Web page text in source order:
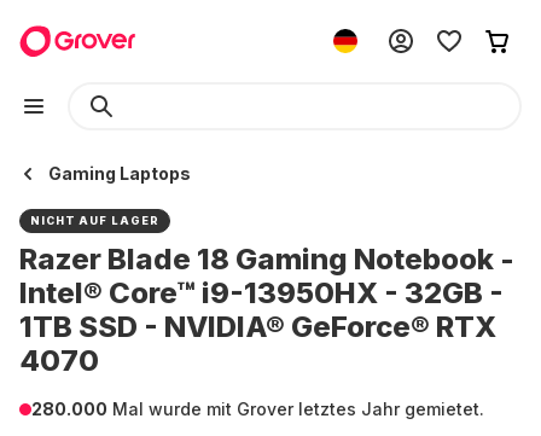
Gaming Laptops
NICHT AUF LAGER
Razer Blade 18 Gaming Notebook -
Intel® Core™ i9-13950HX - 32GB -
1TB SSD - NVIDIA® GeForce® RTX
4070
280.000 Mal wurde mit Grover letztes Jahr gemietet.